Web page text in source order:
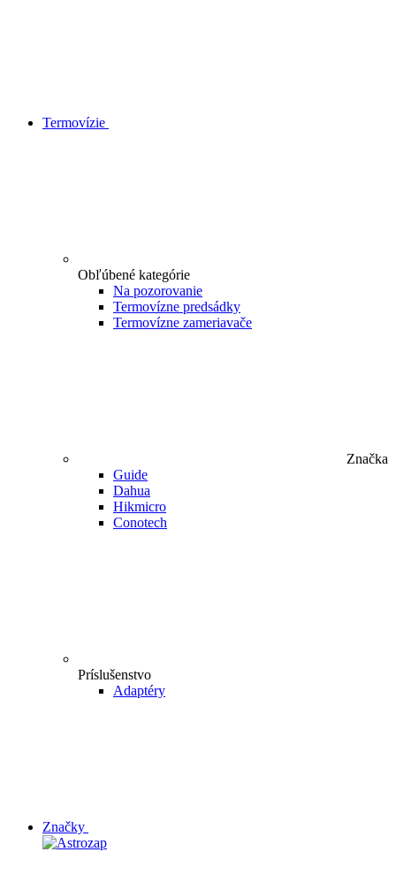
Termovízie
Obľúbené kategórie
Na pozorovanie
Termovízne predsádky
Termovízne zameriavače
Značka
Guide
Dahua
Hikmicro
Conotech
Príslušenstvo
Adaptéry
Značky